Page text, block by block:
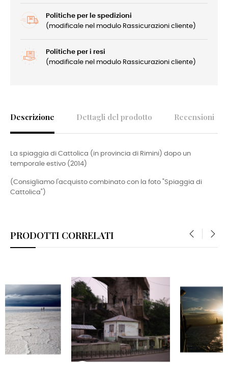
Politiche per le spedizioni
(modificale nel modulo Rassicurazioni cliente)
Politiche per i resi
(modificale nel modulo Rassicurazioni cliente)
Descrizione Dettagli del prodotto Recensioni
La spiaggia di Cattolica (in provincia di Rimini) dopo un
temporale estivo (2014)
(Consigliamo l'acquisto combinato con la foto "Spiaggia di
Cattolica")
PRODOTTI CORRELATI